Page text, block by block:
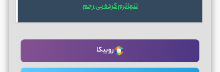
تنهاترم کرده بی رحم
روبیکا